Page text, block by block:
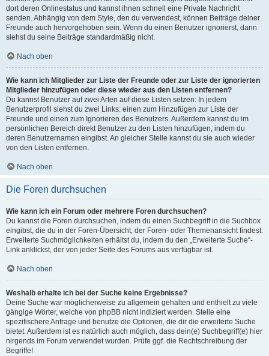
dort deren Onlinestatus und kannst ihnen schnell eine Private Nachricht
senden. Abhängig von dem Style, den du verwendest, können Beiträge deiner
Freunde auch hervorgehoben sein. Wenn du einen Benutzer ignorierst, dann
siehst du seine Beiträge standardmäßig nicht.
Nach oben
Wie kann ich Mitglieder zur Liste der Freunde oder zur Liste der ignorierten
Mitglieder hinzufügen oder diese wieder aus den Listen entfernen?
Du kannst Benutzer auf zwei Arten auf diese Listen setzen: In jedem
Benutzerprofil siehst du zwei Links: einen zum Hinzufügen zur Liste der
Freunde und einen zum Ignorieren des Benutzers. Außerdem kannst du im
persönlichen Bereich direkt Benutzer zu den Listen hinzufügen, indem du
deren Benutzernamen eingibst. An gleicher Stelle kannst du sie auch wieder
von den Listen entfernen.
Nach oben
Die Foren durchsuchen
Wie kann ich ein Forum oder mehrere Foren durchsuchen?
Du kannst die Foren durchsuchen, indem du einen Suchbegriff in die Suchbox
eingibst, die du in der Foren-Übersicht, der Foren- oder Themenansicht findest.
Erweiterte Suchmöglichkeiten erhältst du, indem du den „Erweiterte Suche“-
Link anklickst, der von jeder Seite des Forums aus verfügbar ist.
Nach oben
Weshalb erhalte ich bei der Suche keine Ergebnisse?
Deine Suche war möglicherweise zu allgemein gehalten und enthielt zu viele
gängige Wörter, welche von phpBB nicht indiziert werden. Stelle eine
spezifischere Anfrage und benutze die Optionen, die dir die erweiterte Suche
bietet. Außerdem ist es natürlich auch möglich, dass dein(e) Suchbegriff(e) hier
nirgends im Forum verwendet wurden. Prüfe ggf. die Rechtschreibung der
Begriffe!